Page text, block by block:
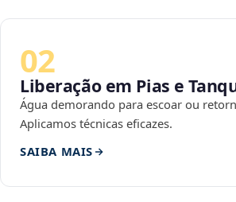
02
Liberação em Pias e
Água demorando para escoar ou
Aplicamos técnicas eficazes.
SAIBA MAIS